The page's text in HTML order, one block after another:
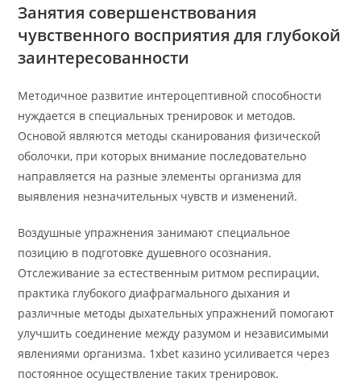
Занятия совершенствования
чувственного восприятия для глубокой
заинтересованности
Методичное развитие интероцептивной способности
нуждается в специальных тренировок и методов.
Основой являются методы сканирования физической
оболочки, при которых внимание последовательно
направляется на разные элементы организма для
выявления незначительных чувств и изменений.
Воздушные упражнения занимают специальное
позицию в подготовке душевного осознания.
Отслеживание за естественным ритмом респирации,
практика глубокого диафрагмального дыхания и
различные методы дыхательных упражнений помогают
улучшить соединение между разумом и независимыми
явлениями организма. 1xbet казино усиливается через
постоянное осуществление таких тренировок.